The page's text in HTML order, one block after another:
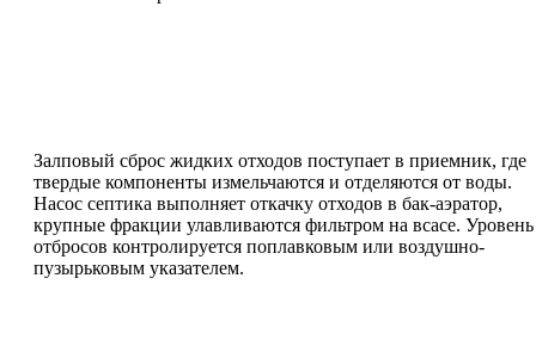
Залповый сброс жидких отходов поступает в приемник, где
твердые компоненты измельчаются и отделяются от воды.
Насос септика выполняет откачку отходов в бак-аэратор,
крупные фракции улавливаются фильтром на всасе. Уровень
отбросов контролируется поплавковым или воздушно-
пузырьковым указателем.